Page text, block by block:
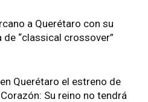
a Querétaro con su
de “classical crossover”
Querétaro el estreno de
Su reino no tendrá